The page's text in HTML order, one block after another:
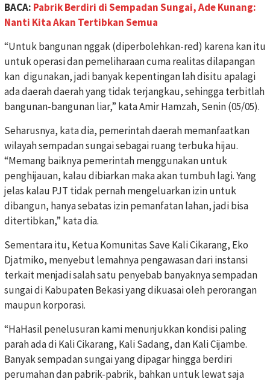
BACA: Pabrik Berdiri di Sempadan Sungai, Ade Kunang:
Nanti Kita Akan Tertibkan Semua
“Untuk bangunan nggak (diperbolehkan-red) karena kan itu
untuk operasi dan pemeliharaan cuma realitas dilapangan
kan digunakan, jadi banyak kepentingan lah disitu apalagi
ada daerah daerah yang tidak terjangkau, sehingga terbitlah
bangunan-bangunan liar,” kata Amir Hamzah, Senin (05/05).
Seharusnya, kata dia, pemerintah daerah memanfaatkan
wilayah sempadan sungai sebagai ruang terbuka hijau.
“Memang baiknya pemerintah menggunakan untuk
penghijauan, kalau dibiarkan maka akan tumbuh lagi. Yang
jelas kalau PJT tidak pernah mengeluarkan izin untuk
dibangun, hanya sebatas izin pemanfatan lahan, jadi bisa
ditertibkan,” kata dia.
Sementara itu, Ketua Komunitas Save Kali Cikarang, Eko
Djatmiko, menyebut lemahnya pengawasan dari instansi
terkait menjadi salah satu penyebab banyaknya sempadan
sungai di Kabupaten Bekasi yang dikuasai oleh perorangan
maupun korporasi.
“HaHasil penelusuran kami menunjukkan kondisi paling
parah ada di Kali Cikarang, Kali Sadang, dan Kali Cijambe.
Banyak sempadan sungai yang dipagar hingga berdiri
perumahan dan pabrik-pabrik, bahkan untuk lewat saja